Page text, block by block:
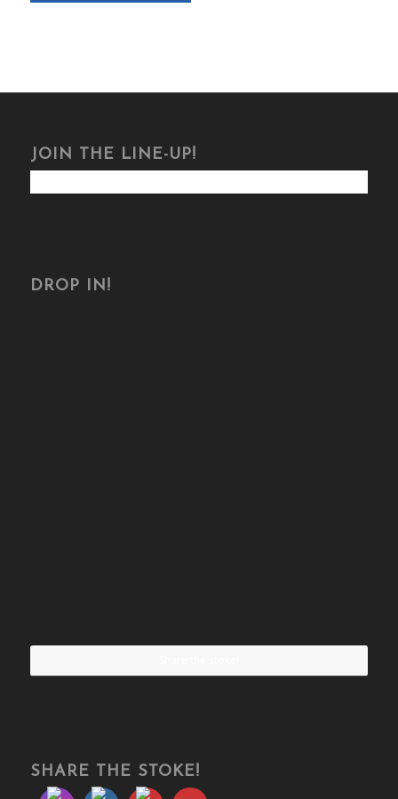
JOIN THE LINE-UP!
DROP IN!
SHARE THE STOKE!